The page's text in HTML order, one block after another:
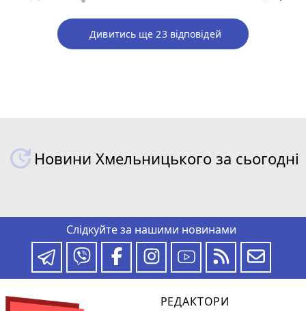
Дивитись ще 23 відповідей
Новини Хмельницького за сьогодні
Слідкуйте за нашими новинами
РЕДАКТОРИ